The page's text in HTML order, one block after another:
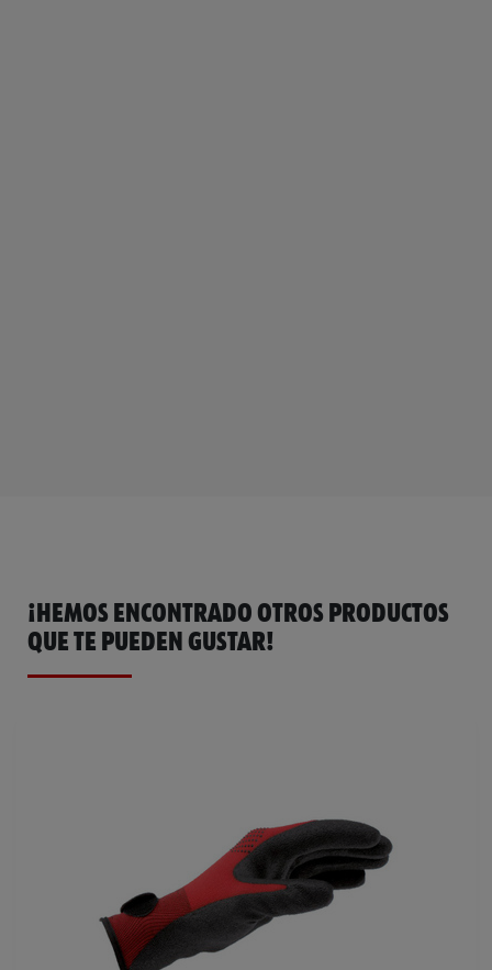
¡HEMOS ENCONTRADO OTROS PRODUCTOS
QUE TE PUEDEN GUSTAR!